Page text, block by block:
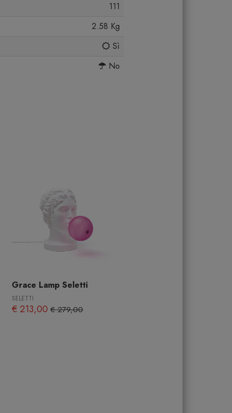
111
2.58 Kg
Sì
No
Grace Lamp Seletti
SELETTI
€ 213,00 € 279,00